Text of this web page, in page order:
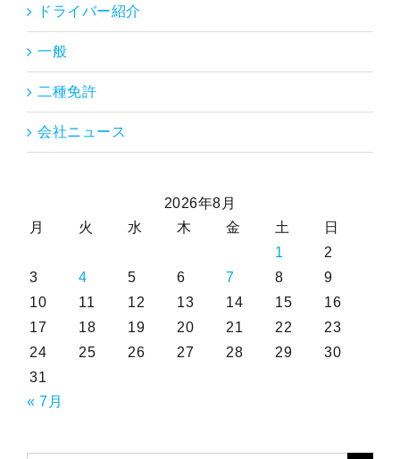
ドライバー紹介
一般
二種免許
会社ニュース
2026年8月
月
火 水 木 金 土
日
1
2
3
4 5 6 7 8
9
10
11 12 13 14 15
16
17
18 19 20 21 22
23
24
25 26 27 28 29
30
31
« 7月